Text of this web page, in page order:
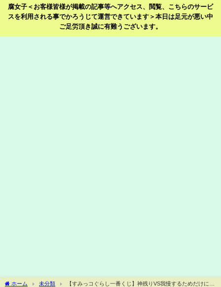
腐女子＜お客様皆様が掲載の記事等へアクセス、閲覧、こちらのサービ
スを利用される事でかろうじて運営できています＞本日は足元が悪い中
ご足労頂き誠に有難うございます。
ホーム 未分類
【すみっコぐらし一番くじ】神残りVS我慢するためだけに来